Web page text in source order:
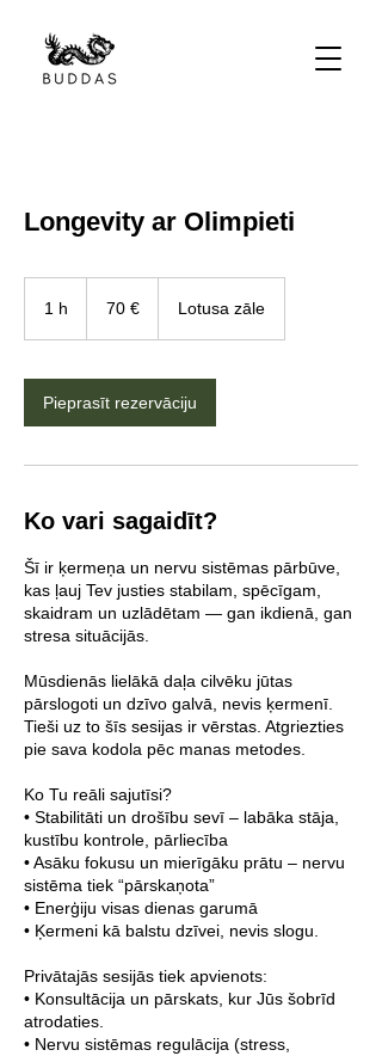
Longevity ar Olimpieti
1 h 70 € Lotusa zāle
Pieprasīt rezervāciju
Ko vari sagaidīt?
Šī ir ķermeņa un nervu sistēmas pārbūve,
kas ļauj Tev justies stabilam, spēcīgam,
skaidram un uzlādētam — gan ikdienā, gan
stresa situācijās.
Mūsdienās lielākā daļa cilvēku jūtas
pārslogoti un dzīvo galvā, nevis ķermenī.
Tieši uz to šīs sesijas ir vērstas. Atgriezties
pie sava kodola pēc manas metodes.
Ko Tu reāli sajutīsi?
• Stabilitāti un drošību sevī – labāka stāja,
kustību kontrole, pārliecība
• Asāku fokusu un mierīgāku prātu – nervu
sistēma tiek “pārskaņota”
• Enerģiju visas dienas garumā
• Ķermeni kā balstu dzīvei, nevis slogu.
Privātajās sesijās tiek apvienots:
• Konsultācija un pārskats, kur Jūs šobrīd
atrodaties.
• Nervu sistēmas regulācija (stress,